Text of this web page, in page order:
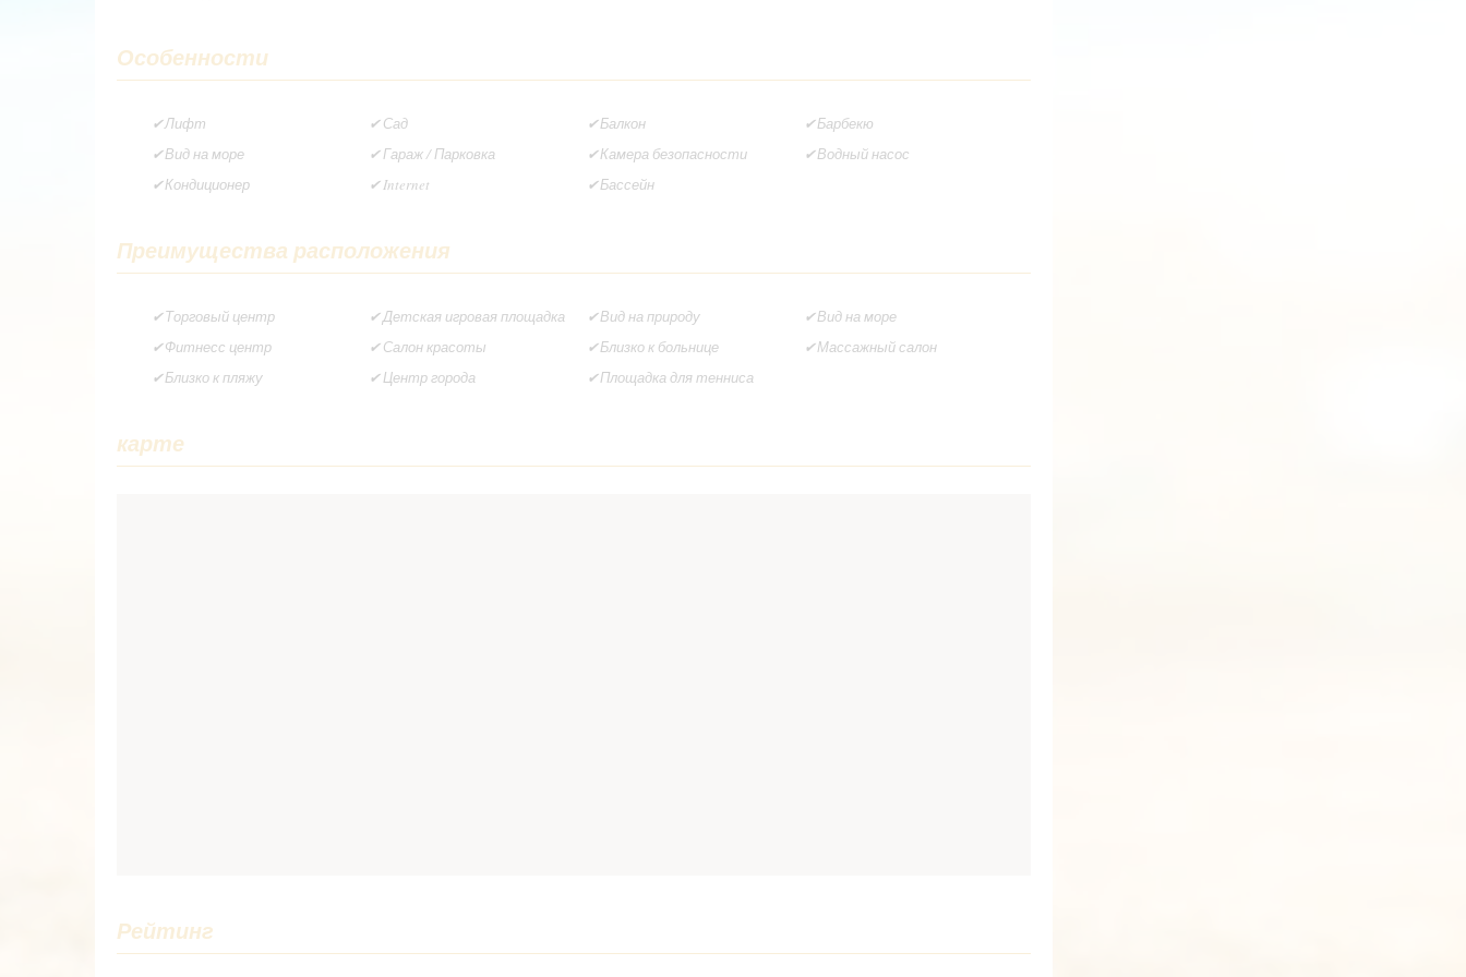
Особенности
Лифт Сад Балкон
Барбекю
Вид на море
Гараж / Парковка Камера безопасности
Водный насос
Кондиционер
Internet Бассейн
Преимущества расположения
Торговый центр Детская игровая площадка Вид на природу
Вид на море
Фитнесс центр
Салон красоты Близко к больнице
Массажный салон
Близко к пляжу
Центр города Площадка для тенниса
карте
Рейтинг